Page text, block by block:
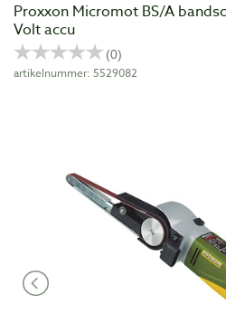
Proxxon Micromot BS/A
Volt accu
artikelnummer: 5529082